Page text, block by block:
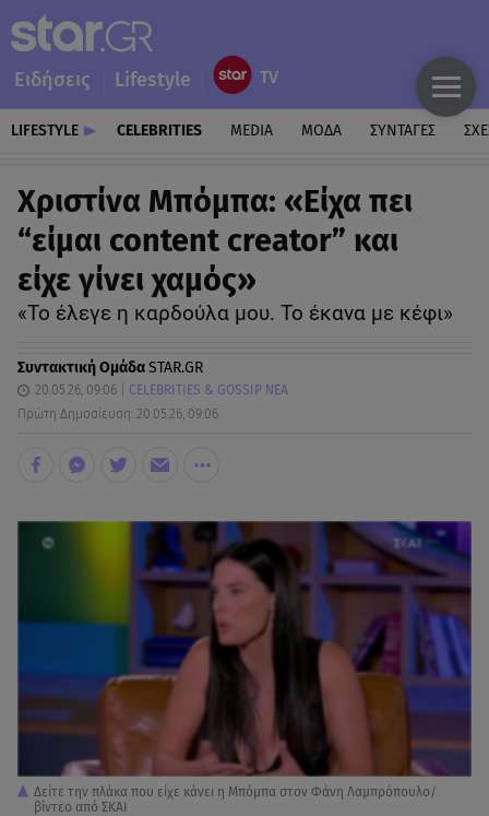
Ειδήσεις Lifestyle
LIFESTYLE CELEBRITIES MEDIA ΜΟΔΑ ΣΥΝΤΑΓΕΣ
Χριστίνα Μπόμπα: «Είχα πει
“είμαι content creator” και
είχε γίνει χαμός»
«Το έλεγε η καρδούλα μου. Το έκανα με κέφι»
Συντακτική ΟμάδαSTAR.GR
20.05.26, 09:06
CELEBRITIES & GOSSIP ΝΕΑ
Πρώτη Δημοσίευση: 20.05.26, 09:06
Δείτε την πλάκα που είχε κάνει η Μπόμπα στον Φάνη Λαμπρόπουλο/
βίντεο από ΣΚΑΙ